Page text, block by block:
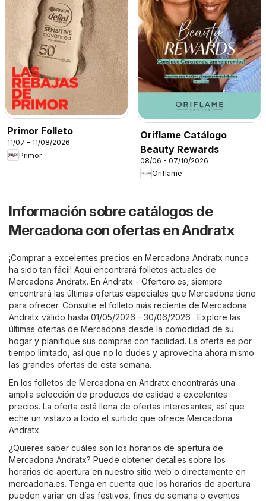
Primor Folleto
11/07 - 11/08/2026
Primor
Oriflame Catálogo
Beauty Rewards
08/06 - 07/10/2026
Oriflame
Información sobre catálogos de
Mercadona con ofertas en Andratx
¡Comprar a excelentes precios en Mercadona Andratx nunca
ha sido tan fácil! Aquí encontrará folletos actuales de
Mercadona Andratx. En Andratx - Ofertero.es , siempre
encontrará las últimas ofertas especiales que Mercadona tiene
para ofrecer. Consulte el folleto más reciente de Mercadona
Andratx válido hasta 01/05/2026 - 30/06/2026 . Explore las
últimas ofertas de Mercadona desde la comodidad de su
hogar y planifique sus compras con facilidad. La oferta es por
tiempo limitado, así que no lo dudes y aprovecha ahora mismo
las grandes ofertas de esta semana.
En los folletos de Mercadona en Andratx encontrarás una
amplia selección de productos de calidad a excelentes
precios. La oferta está llena de ofertas interesantes, así que
eche un vistazo a todo el surtido que ofrece Mercadona
Andratx.
¿Quieres saber cuáles son los horarios de apertura de
Mercadona Andratx? Puede obtener detalles sobre los
horarios de apertura en nuestro sitio web o directamente en
mercadona.es. Tenga en cuenta que los horarios de apertura
pueden variar en días festivos, fines de semana o eventos